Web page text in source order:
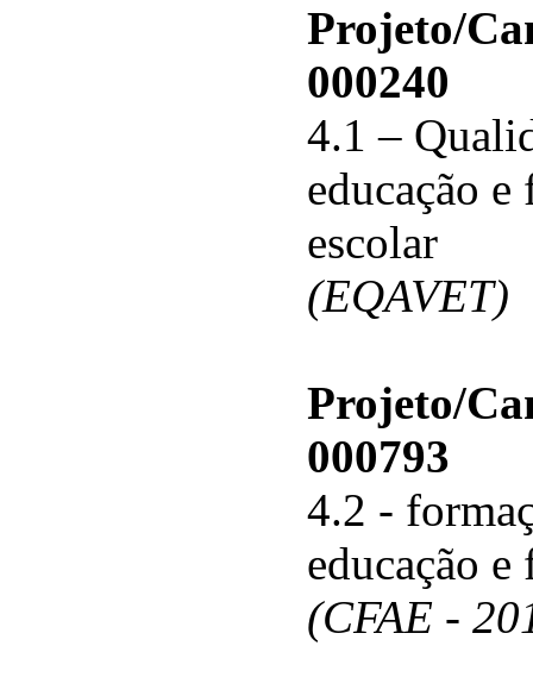
Projeto/
000240
4.1 –
educação e
escolar
(EQAVET)
Projeto/
000793
4.2 -
educação e
(CFAE -